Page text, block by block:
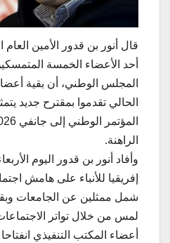
قال أنور بن قدور الأمين
أحد الأعضاء الخمسة
المجلس الوطني، أن بقية
الحالي تقدموا بمقترح جديد
الراهنة.
وأفاد أنور بن قدور اليوم
إفريقيا للأنباء على هامش
شمل ممثلين عن الجامعات
لمس من خلال تواتر
أعضاء المكتب التنفيذي